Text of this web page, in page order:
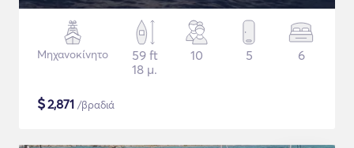
Μηχανοκίνητο
59 ft
18 μ.
10 5 6
$2,871 /βραδιά